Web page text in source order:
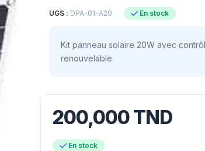
UGS : DPA-01-A20 En stock
Kit panneau solaire 20W avec
renouvelable.
200,000TND
En stock